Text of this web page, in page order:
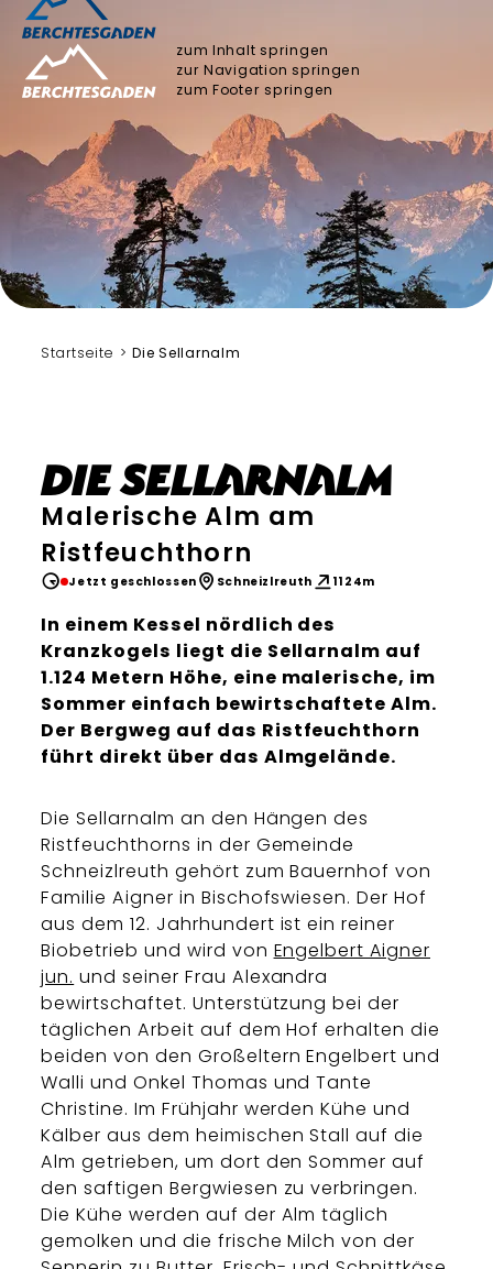
zum Inhalt springen
zur Navigation springen
zum Footer springen
Startseite Die Sellarnalm
Die Sellarnalm
Malerische Alm am
Ristfeuchthorn
Jetzt geschlossen Schneizlreuth 1124m
In einem Kessel nördlich des
Kranzkogels liegt die Sellarnalm auf
1.124 Metern Höhe, eine malerische, im
Sommer einfach bewirtschaftete Alm.
Der Bergweg auf das Ristfeuchthorn
führt direkt über das Almgelände.
Die Sellarnalm an den Hängen des
Ristfeuchthorns in der Gemeinde
Schneizlreuth gehört zum Bauernhof von
Familie Aigner in Bischofswiesen. Der Hof
aus dem 12. Jahrhundert ist ein reiner
Biobetrieb und wird von Engelbert Aigner
jun. und seiner Frau Alexandra
bewirtschaftet. Unterstützung bei der
täglichen Arbeit auf dem Hof erhalten die
beiden von den Großeltern Engelbert und
Walli und Onkel Thomas und Tante
Christine. Im Frühjahr werden Kühe und
Kälber aus dem heimischen Stall auf die
Alm getrieben, um dort den Sommer auf
den saftigen Bergwiesen zu verbringen.
Die Kühe werden auf der Alm täglich
gemolken und die frische Milch von der